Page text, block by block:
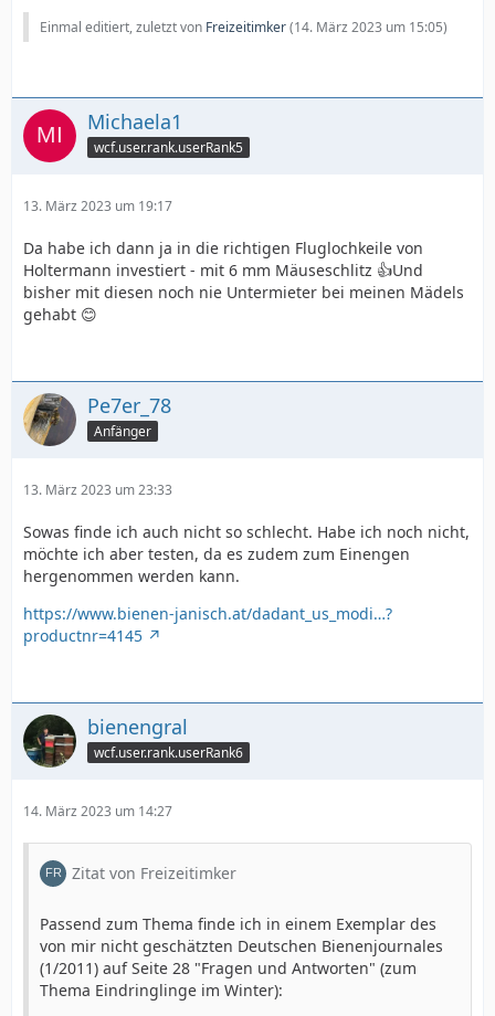
Einmal editiert, zuletzt von Freizeitimker(14. März 2023 um 15:05)
Michaela1
wcf.user.rank.userRank5
13. März 2023 um 19:17
Da habe ich dann ja in die richtigen Fluglochkeile von
Holtermann investiert - mit 6 mm Mäuseschlitz 👍Und
bisher mit diesen noch nie Untermieter bei meinen Mädels
gehabt 😊
Pe7er_78
Anfänger
13. März 2023 um 23:33
Sowas finde ich auch nicht so schlecht. Habe ich noch nicht,
möchte ich aber testen, da es zudem zum Einengen
hergenommen werden kann.
https://www.bienen-janisch.at/dadant_us_modi…?
productnr=4145
bienengral
wcf.user.rank.userRank6
14. März 2023 um 14:27
Zitat von Freizeitimker
Passend zum Thema finde ich in einem Exemplar des
von mir nicht geschätzten Deutschen Bienenjournales
(1/2011) auf Seite 28 "Fragen und Antworten" (zum
Thema Eindringlinge im Winter):